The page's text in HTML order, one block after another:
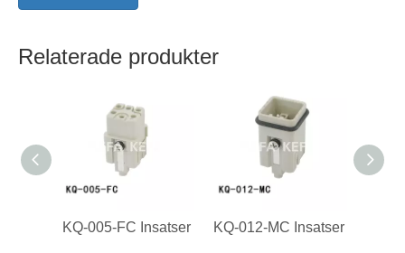
Relaterade produkter
KQ-005-FC Insatser KQ-012-MC Insatser